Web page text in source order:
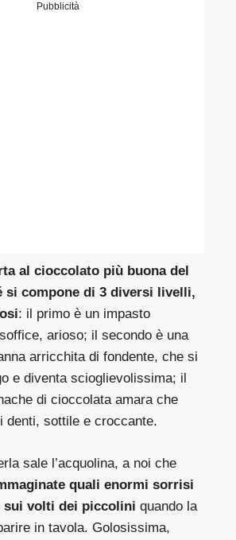
Pubblicità
al cioccolato più buona del
si compone di 3 diversi livelli,
: il primo è un impasto
arioso; il secondo è una
arricchita di fondente, che si
e diventa scioglievolissima; il
di cioccolata amara che
denti, sottile e croccante.
sale l’acquolina, a noi che
quali enormi sorrisi
sui volti dei piccolini quando la
in tavola. Golosissima,